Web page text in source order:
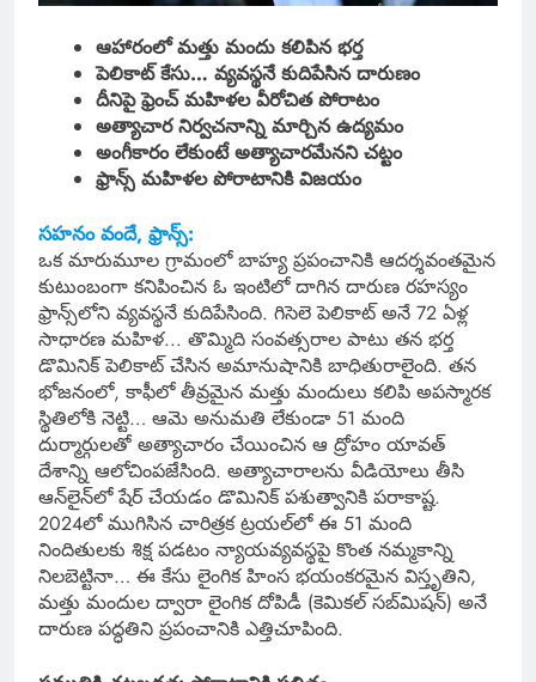
ఆహారంలో మత్తు మందు కలిపిన భర్త
పెలికాట్ కేసు… వ్యవస్థనే కుదిపేసిన దారుణం
దీనిపై ఫ్రెంచ్ మహిళల వీరోచిత పోరాటం
అత్యాచార నిర్వచనాన్ని మార్చిన ఉద్యమం
అంగీకారం లేకుంటే అత్యాచారమేనని చట్టం
ఫ్రాన్స్‌ మహిళల పోరాటానికి విజయం
సహనం వందే, ఫ్రాన్స్:
ఒక మారుమూల గ్రామంలో బాహ్య ప్రపంచానికి ఆదర్శవంతమైన
కుటుంబంగా కనిపించిన ఓ ఇంటిలో దాగిన దారుణ రహస్యం
ఫ్రాన్స్‌లోని వ్యవస్థనే కుదిపేసింది. గిసెలె పెలికాట్ అనే 72 ఏళ్ల
సాధారణ మహిళ..‌. తొమ్మిది సంవత్సరాల పాటు తన భర్త
డొమినిక్ పెలికాట్ చేసిన అమానుషానికి బాధితురాలైంది. తన
భోజనంలో, కాఫీలో తీవ్రమైన మత్తు మందులు కలిపి అపస్మారక
స్థితిలోకి నెట్టి… ఆమె అనుమతి లేకుండా 51 మంది
దుర్మార్గులతో అత్యాచారం చేయించిన ఆ ద్రోహం యావత్
దేశాన్ని ఆలోచింపజేసింది. అత్యాచారాలను వీడియోలు తీసి
ఆన్‌లైన్‌లో షేర్ చేయడం డొమినిక్ పశుత్వానికి పరాకాష్ట.
2024లో ముగిసిన చారిత్రక ట్రయల్‌లో ఈ 51 మంది
నిందితులకు శిక్ష పడటం న్యాయవ్యవస్థపై కొంత నమ్మకాన్ని
నిలబెట్టినా… ఈ కేసు లైంగిక హింస భయంకరమైన విస్తృతిని,
మత్తు మందుల ద్వారా లైంగిక దోపిడీ (కెమికల్ సబ్‌మిషన్) అనే
దారుణ పద్ధతిని ప్రపంచానికి ఎత్తిచూపింది.